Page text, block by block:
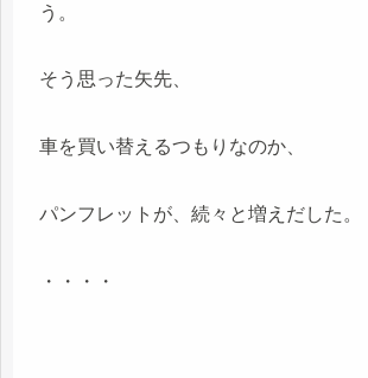
う。
そう思った矢先、
車を買い替えるつもりなのか、
パンフレットが、続々と増えだした。
・・・・